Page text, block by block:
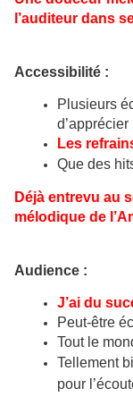
l’auditeur dans
Accessibilité :
Plusieurs
Les
Que des
Déjà entrevu au
mélodique de
Audience :
J’ai du
Peut-être
Tout le
Tellement
pour